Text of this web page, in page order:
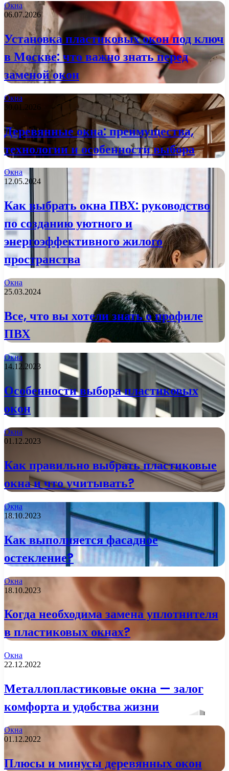
Окна
06.07.2026
Установка пластиковых окон под ключ
в Москве: что важно знать перед
заменой окон
Окна
30.01.2026
Деревянные окна: преимущества,
технологии и особенности выбора
Окна
12.05.2024
Как выбрать окна ПВХ: руководство
по созданию уютного и
энергоэффективного жилого
пространства
Окна
25.03.2024
Все, что вы хотели знать о профиле
ПВХ
Окна
14.12.2023
Особенности выбора пластиковых
окон
Окна
01.12.2023
Как правильно выбрать пластиковые
окна и что учитывать?
Окна
18.10.2023
Как выполняется фасадное
остекление?
Окна
18.10.2023
Когда необходима замена уплотнителя
в пластиковых окнах?
Окна
22.12.2022
Металлопластиковые окна — залог
комфорта и удобства жизни
Окна
01.12.2022
Плюсы и минусы деревянных окон